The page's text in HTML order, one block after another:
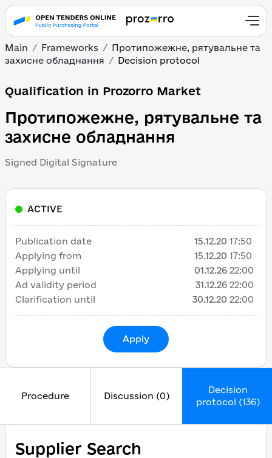
Main Frameworks
Протипожежне, рятувальне та
захисне обладнання
Decision protocol
Qualification in Prozorro Market
Протипожежне, рятувальне та
захисне обладнання
Signed Digital Signature
Procedure Discussion (0)
Decision
protocol (136)
Supplier Search
ACTIVE
Publication date 15.12.20 17:50
Applying from
15.12.20 17:50
Applying until
01.12.26 22:00
Ad validity period
31.12.26 22:00
Clarification until
30.12.20 22:00
Apply